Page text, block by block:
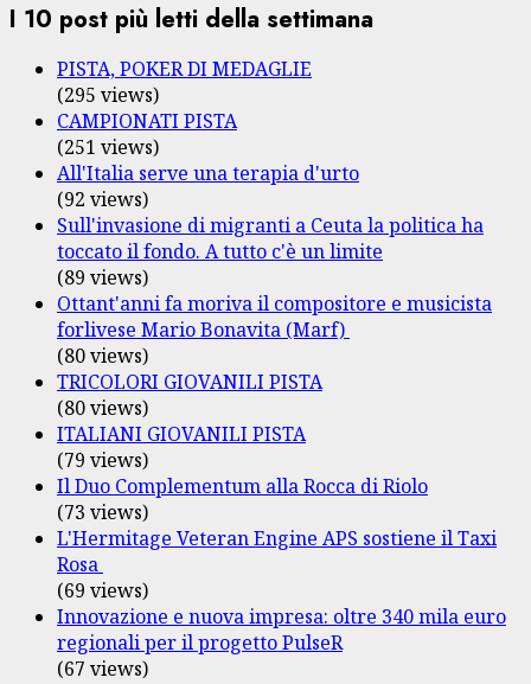
I 10 post più letti della settimana
PISTA, POKER DI MEDAGLIE
(295 views)
CAMPIONATI PISTA
(251 views)
All'Italia serve una terapia d'urto
(92 views)
Sull'invasione di migranti a Ceuta la politica ha
toccato il fondo. A tutto c'è un limite
(89 views)
Ottant'anni fa moriva il compositore e musicista
forlivese Mario Bonavita (Marf)
(80 views)
TRICOLORI GIOVANILI PISTA
(80 views)
ITALIANI GIOVANILI PISTA
(79 views)
Il Duo Complementum alla Rocca di Riolo
(73 views)
L'Hermitage Veteran Engine APS sostiene il Taxi
Rosa
(69 views)
Innovazione e nuova impresa: oltre 340 mila euro
regionali per il progetto PulseR
(67 views)